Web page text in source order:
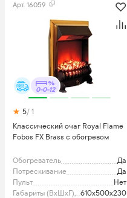
Арт. 16059
0-0-12
5/ 1
Классический очаг Royal Flame
Fobos FX Brass с обогревом
Обогреватель
Да
Потрескивание
Да
Пульт
Нет
Габариты (ВхШхГ), мм610x500x230